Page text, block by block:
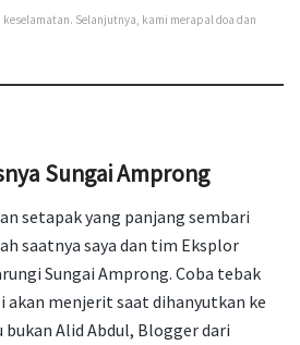
Selanjutnya, kami merapal doa dan
Sungai Amprong
setapak yang panjang sembari
saatnya saya dan tim Eksplor
Sungai Amprong. Coba tebak
akan menjerit saat dihanyutkan ke
bukan Alid Abdul, Blogger dari